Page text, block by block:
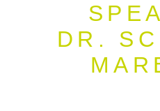
DR.